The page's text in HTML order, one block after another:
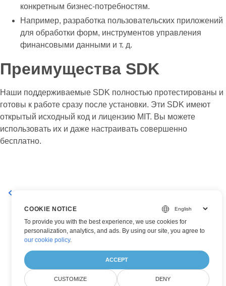
конкретным бизнес-потребностям.
Например, разработка пользовательских приложений
для обработки форм, инструментов управления
финансовыми данными и т. д.
Преимущества SDK
Наши поддерживаемые SDK полностью протестированы и
готовы к работе сразу после установки. Эти SDK имеют
открытый исходный код и лицензию MIT. Вы можете
использовать их и даже настраивать совершенно
бесплатно.
COOKIE NOTICE
To provide you with the best experience, we use cookies for
personalization, analytics, and ads. By using our site, you agree to
our cookie policy.
ACCEPT
CUSTOMIZE DENY